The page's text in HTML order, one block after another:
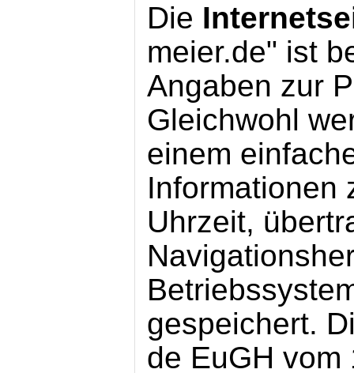
Die
meier.de" ist
Angaben zur
Gleichwohl
einem
Informationen
Uhrzeit,
gespeichert.
de EuGH vom